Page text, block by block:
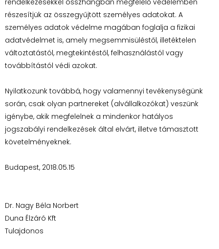
részesítjük az összegyűjtött személyes adatokat. A
személyes adatok védelme magában foglalja a fizikai
adatvédelmet is, amely megsemmisüléstől, illetéktelen
változtatástól, megtekintéstől, felhasználástól vagy
továbbítástól védi azokat.
Nyilatkozunk továbbá, hogy valamennyi tevékenységünk
során, csak olyan partnereket (alvállalkozókat) veszünk
igénybe, akik megfelelnek a mindenkor hatályos
jogszabályi rendelkezések által elvárt, illetve támasztott
követelményeknek.
Budapest, 2018.05.15
Dr. Nagy Béla Norbert
Duna Élzáró Kft
Tulajdonos